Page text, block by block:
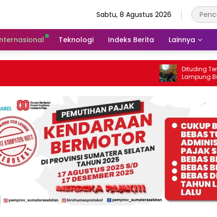
Sabtu, 8 Agustus 2026
Teknologi Indeks Berita Lainnya
Dituding Terlibat
Lampung Buka
Ryacudu